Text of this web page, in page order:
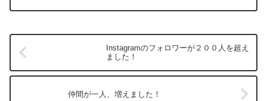
Instagramのフォロワーが２００人を超え
ました！
仲間が一人、増えました！